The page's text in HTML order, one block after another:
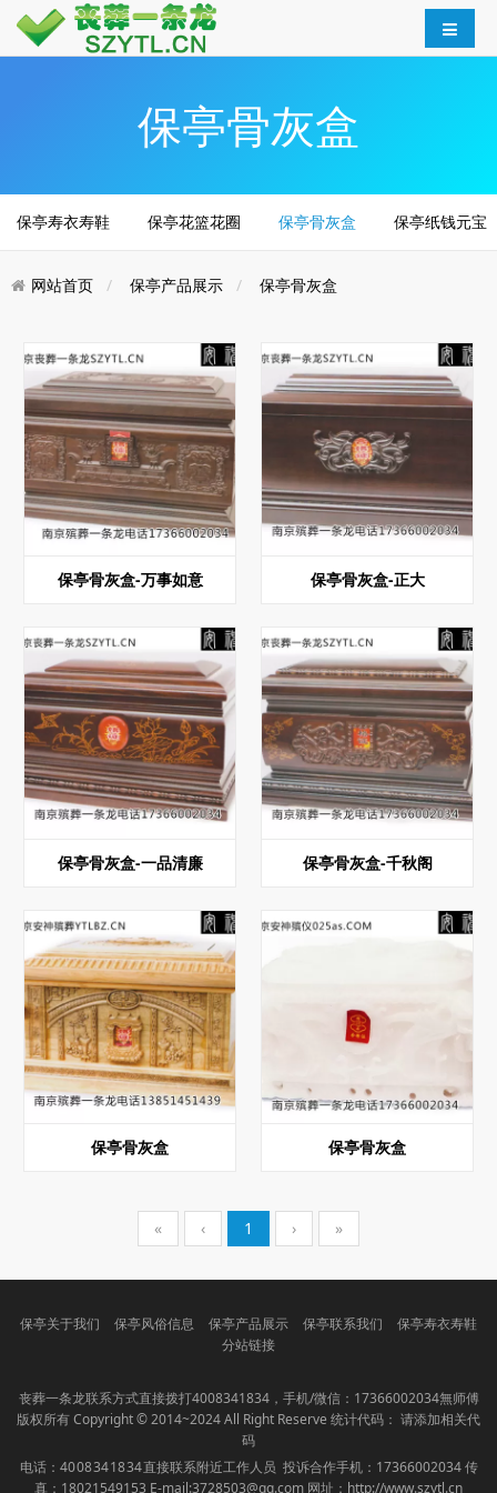
保亭骨灰盒
保亭寿衣寿鞋 保亭花篮花圈 保亭骨灰盒 保亭纸钱元宝
网站首页 保亭产品展示 保亭骨灰盒
保亭骨灰盒-万事如意 保亭骨灰盒-正大
保亭骨灰盒-一品清廉 保亭骨灰盒-千秋阁
保亭骨灰盒 保亭骨灰盒
« ‹ 1 › »
保亭关于我们 保亭风俗信息 保亭产品展示 保亭联系我们
保亭寿衣寿鞋
分站链接
丧葬一条龙联系方式直接拨打4008341834，手机/微信：17366002034無师傅
版权所有 Copyright © 2014~2024 All Right Reserve 统计代码： 请添加相关代
码
电话： 4008341834直接联系附近工作人员 投诉合作手机：17366002034 传
真：18021549153 E-mail:3728503@qq.com 网址： http://www.szytl.cn